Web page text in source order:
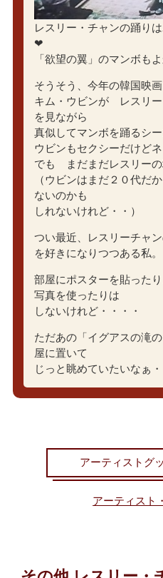
レスリー・チャンの踊り
❤
「欲望の翼」のマンボも
そうそう、今年の韓国映
キム・ウビンが レスリー
を見ながら
真似してマンボを踊るシー
ウビンもセクシーだけどネ
でも まだまだレスリーの
（ウビンはまだ２０代だ
ないのかも
しれないけれど・・）
つい最近、レスリーチャ
を好きになりつつある私。
部屋にポスターを貼った
写真を使ったりは
しないけれど・・・・
ただあの「イグアスの滝
屋に置いて
じっと眺めていたいなぁ
アーティストグ
アーティスト